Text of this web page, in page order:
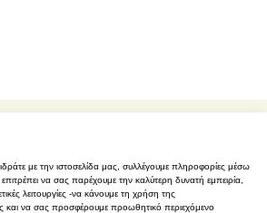
- τρόποι πληρωμής
με την ιστοσελίδα μας, συλλέγουμε πληροφορίες μέσω
να σας παρέχουμε την καλύτερη δυνατή εμπειρία,
λειτουργίες -να κάνουμε τη χρήση της
και να σας προσφέρουμε προωθητικό περιεχόμενο